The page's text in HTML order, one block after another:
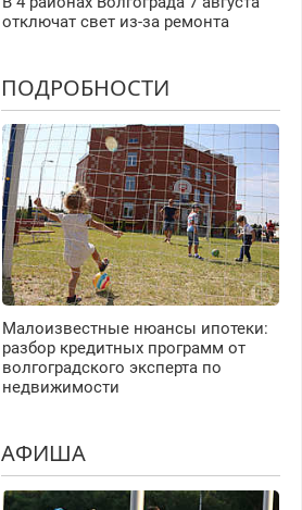
отключат свет из-за ремонта
ПОДРОБНОСТИ
Малоизвестные нюансы ипотеки:
разбор кредитных программ от
волгоградского эксперта по
недвижимости
АФИША